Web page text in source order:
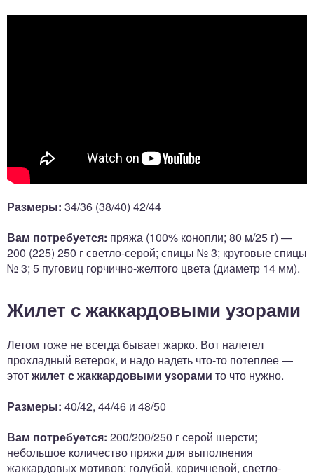
Размеры: 34/36 (38/40) 42/44
Вам потребуется: пряжа (100% конопли; 80 м/25 г) —
200 (225) 250 г светло-серой; спицы № 3; круговые спицы
№ 3; 5 пуговиц горчично-желтого цвета (диаметр 14 мм).
Жилет с жаккардовыми узорами
Летом тоже не всегда бывает жарко. Вот налетел
прохладный ветерок, и надо надеть что-то потеплее —
этотжилет с жаккардовыми узорами то что нужно.
Размеры: 40/42, 44/46 и 48/50
Вам потребуется: 200/200/250 г серой шерсти;
небольшое количество пряжи для выполнения
жаккардовых мотивов: голубой, коричневой, светло-